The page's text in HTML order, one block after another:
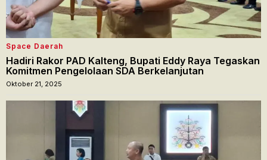
Space Daerah
Hadiri Rakor PAD Kalteng, Bupati Eddy Raya Tegaskan
Komitmen Pengelolaan SDA Berkelanjutan
Oktober 21, 2025